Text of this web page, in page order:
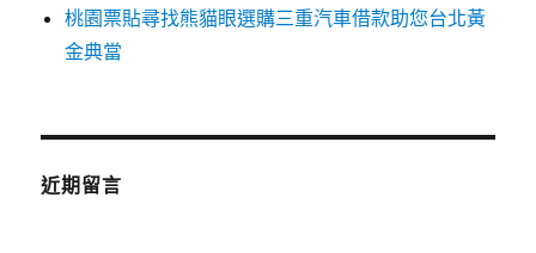
桃園票貼尋找熊貓眼選購三重汽車借款助您台北黃
金典當
近期留言